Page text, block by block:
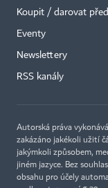
Koupit / darovat
Eventy
Newslettery
RSS kanály
Autorská práva
zakázáno jakékoli užití
jakýmkoli způsobem,
jiném jazyce. Bez
obsahu pro účely